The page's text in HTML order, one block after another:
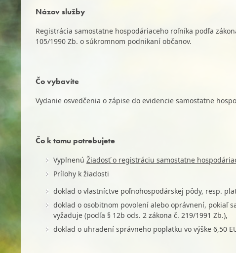
Názov služby
Registrácia samostatne hospodáriaceho roľníka podľa
105/1990 Zb. o súkromnom podnikaní občanov.
Čo vybavíte
Vydanie osvedčenia o zápise do evidencie samostatne
Čo k tomu potrebujete
Vyplnenú Žiadosť o registráciu samostatne
Prílohy k žiadosti
doklad o vlastníctve poľnohospodárskej pôdy, resp.
doklad o osobitnom povolení alebo oprávnení, pokiaľ
vyžaduje (podľa § 12b ods. 2 zákona č. 219/1991 Zb.),
doklad o uhradení správneho poplatku vo výške 6,50